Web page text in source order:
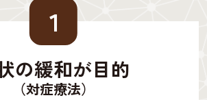
１
の緩和が目的
（対症療法）